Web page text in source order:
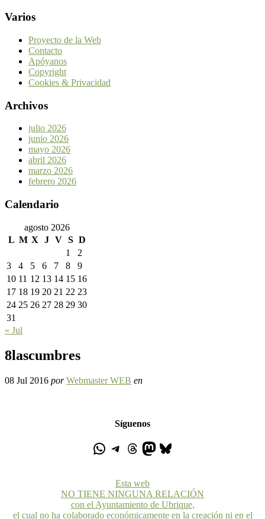
Varios
Proyecto de la Web
Contacto
Apóyanos
Copyright
Cookies & Privacidad
Archivos
julio 2026
junio 2026
mayo 2026
abril 2026
marzo 2026
febrero 2026
Calendario
agosto 2026
L M X J V S D
1
2
3
4 5 6 7 8
9
10 11 12 13 14 15 16
17 18 19 20 21 22 23
24 25 26 27 28 29 30
31
« Jul
8lascumbres
08 Jul 2016 por Webmaster WEB en
Síguenos
Esta web
NO TIENE NINGUNA RELACIÓN
con el Ayuntamiento de Ubrique,
el cual no ha colaborado económicamente en la creación ni en el